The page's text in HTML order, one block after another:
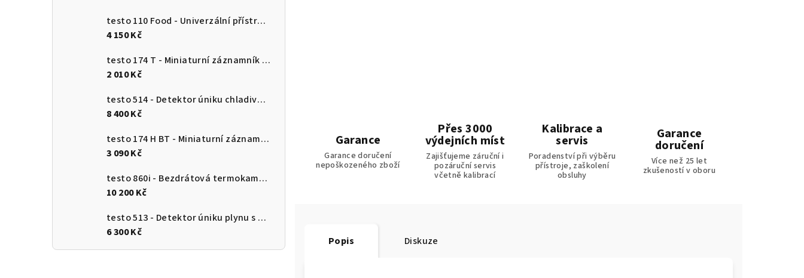
testo 110 Food - Univerzální přístroj pro měření teploty s připojením k aplikaci
4 150 Kč
testo 174 T - Miniaturní záznamník teploty s USB-C a softwarem pro PC
2 010 Kč
testo 514 - Detektor úniku chladiva s ohebnou sondou
8 400 Kč
testo 174 H BT - Miniaturní záznamník pro měření teploty a vlhkosti s Bluetooth a připojením k aplikaci
3 090 Kč
testo 860i - Bezdrátová termokamera pro chytré telefony
10 200 Kč
testo 513 - Detektor úniku plynu s ohebnou sondou
6 300 Kč
Garance
Garance doručení
nepoškozeného zboží
Přes 3000
výdejních míst
Zajišťujeme záruční i
pozáruční servis
včetně kalibrací
Kalibrace a
servis
Poradenství při výběru
přístroje, zaškolení
obsluhy
Garance
doručení
Více než 25 let
zkušeností v oboru
Popis Diskuze